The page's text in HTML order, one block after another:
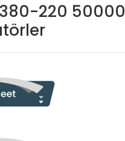
220 50000